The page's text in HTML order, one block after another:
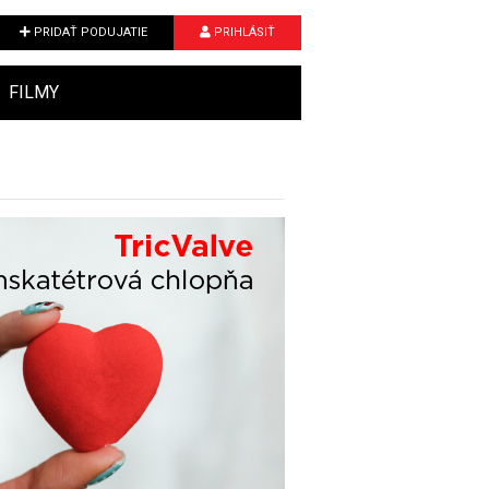
PRIDAŤ PODUJATIE PRIHLÁSIŤ
FILMY